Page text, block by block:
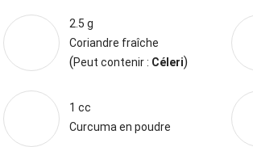
2.5 g
Coriandre fraîche
(Peut contenir : Céleri)
1 cc
Curcuma en poudre